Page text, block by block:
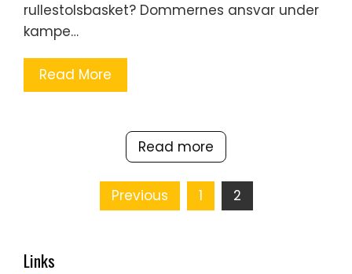
rullestolsbasket? Dommernes ansvar under
kampe…
Read More
Read more
Previous 1 2
Links